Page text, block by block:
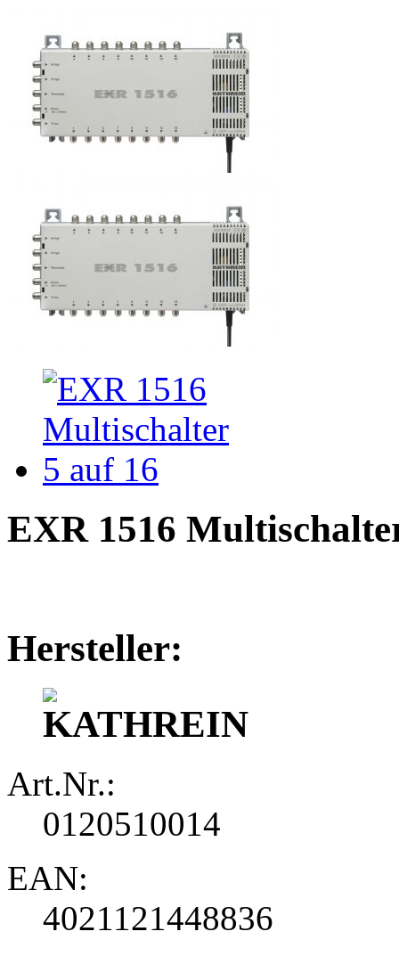
EXR 1516
Hersteller:
Art.Nr.:
0120510014
EAN:
4021121448836